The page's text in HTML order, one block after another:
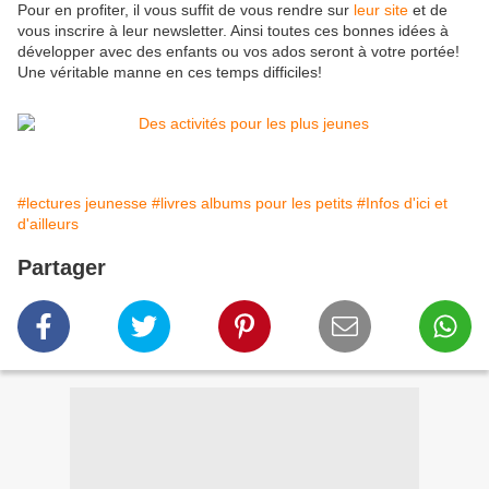
Pour en profiter, il vous suffit de vous rendre sur leur site et de
vous inscrire à leur newsletter. Ainsi toutes ces bonnes idées à
développer avec des enfants ou vos ados seront à votre portée!
Une véritable manne en ces temps difficiles!
#lectures jeunesse #livres albums pour les petits #Infos d'ici et
d'ailleurs
Partager